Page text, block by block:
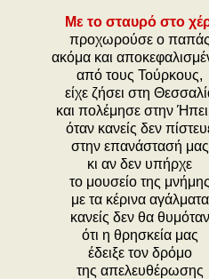
Με το σταυρό στο
προχωρούσε ο παπάς
ακόμα και
από τους Τούρκους,
είχε ζήσει στη
και πολέμησε στην
όταν κανείς δεν
στην επανάστασή μας
κι αν δεν υπήρχε
το μουσείο της μνήμης
με τα κέρινα αγάλματα
κανείς δεν θα θυμόταν
ότι η θρησκεία μας
έδειξε τον δρόμο
της απελευθέρωσης